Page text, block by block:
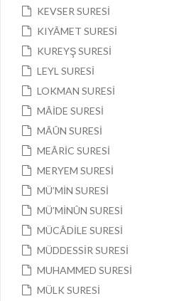
KEVSER SURESİ
KIYÂMET SURESİ
KUREYŞ SURESİ
LEYL SURESİ
LOKMAN SURESİ
MÂİDE SURESİ
MÂÛN SURESİ
MEÂRİC SURESİ
MERYEM SURESİ
MÜ’MİN SURESİ
MÜ’MİNÛN SURESİ
MÜCÂDİLE SURESİ
MÜDDESSİR SURESİ
MUHAMMED SURESİ
MÜLK SURESİ